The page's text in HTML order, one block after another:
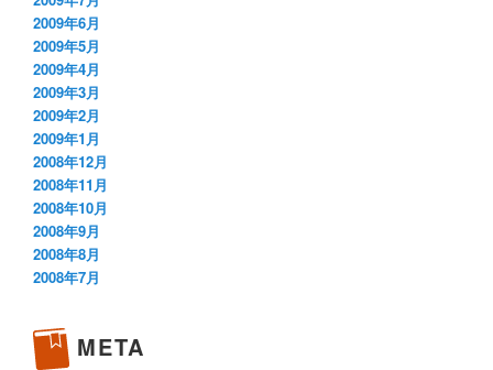
2009年6月
2009年5月
2009年4月
2009年3月
2009年2月
2009年1月
2008年12月
2008年11月
2008年10月
2008年9月
2008年8月
2008年7月
META